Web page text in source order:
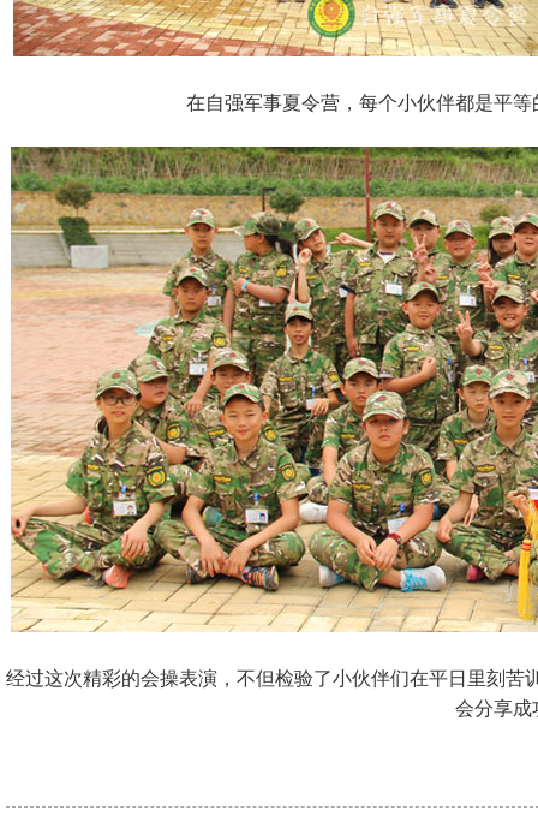
在自强军事夏令营，每个小伙伴都是平
经过这次精彩的会操表演，不但检验了小伙伴们在平日里刻
会分享